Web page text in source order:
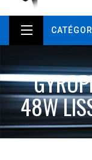
48W